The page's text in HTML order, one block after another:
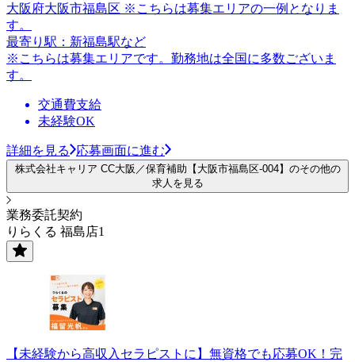
大阪府大阪市福島区 ※こちらは募集エリアの一例となりま
す。
最寄り駅：新福島駅など
※こちらは募集エリアです。勤務地は全国に多数ございま
す。
交通費支給
未経験OK
詳細を見る 応募画面に進む
株式会社キャリア CC大阪／保育補助【大阪市福島区-004】のその他の
求人を見る
業務委託契約
りらくる 福島店1
【未経験から高収入セラピストに】無資格でも応募OK！完